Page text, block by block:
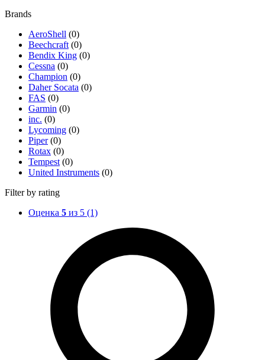
Brands
AeroShell (0)
Beechcraft (0)
Bendix King (0)
Cessna (0)
Champion (0)
Daher Socata (0)
FAS (0)
Garmin (0)
inc. (0)
Lycoming (0)
Piper (0)
Rotax (0)
Tempest (0)
United Instruments (0)
Filter by rating
Оценка 5 из 5 (1)